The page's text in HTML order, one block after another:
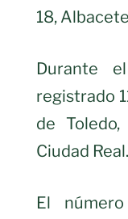
18,
Durante
registrado
de
Ciudad Real.
El